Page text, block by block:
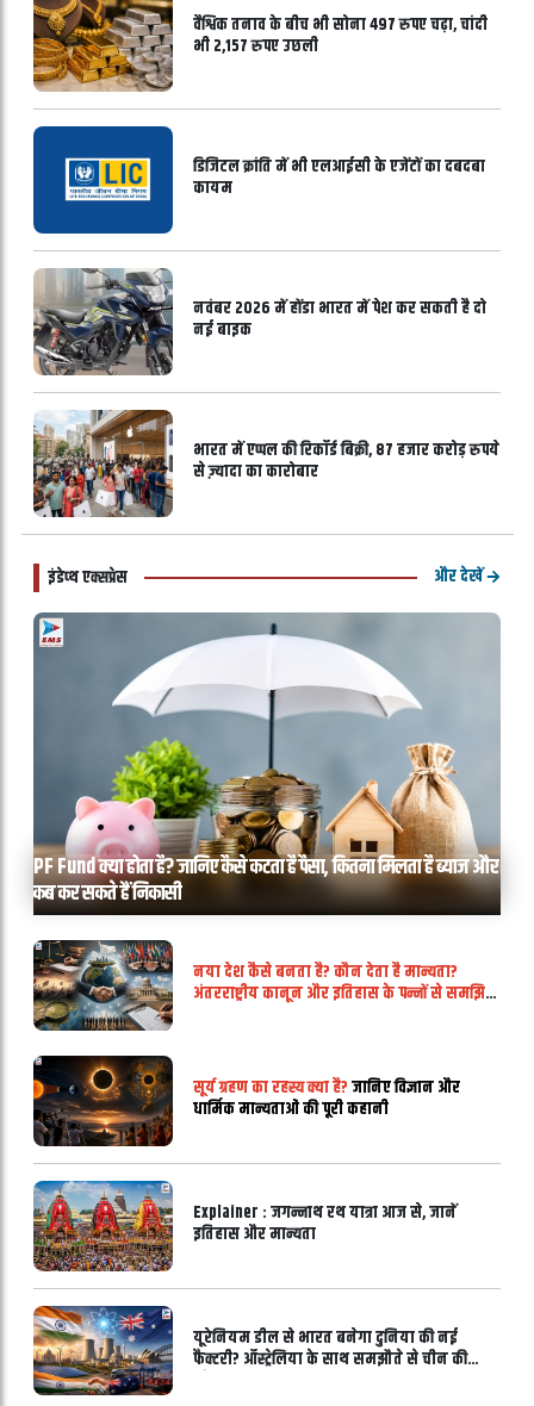
वै‎श्विक तनाव के बीच भी सोना 497 रुपए चढ़ा, चांदी
भी 2,157 रुपए उछली
डिजिटल क्रांति में भी एलआईसी के एजेंटों का दबदबा
कायम
नवंबर 2026 में होंडा भारत में पेश कर सकती है दो
नई बाइक
भारत में एप्पल की रिकॉर्ड बिक्री, 87 हजार करोड़ रुपये
से ज़्यादा का कारोबार
इंडेप्थ एक्सप्रेस और देखें
PF Fund क्या होता है? जानिए कैसे कटता है पैसा, कितना मिलता है ब्याज और
कब कर सकते हैं निकासी
नया देश कैसे बनता है? कौन देता है मान्यता?
अंतरराष्ट्रीय कानून और इतिहास के पन्नों से समझिए
सूर्य ग्रहण का रहस्य क्या है?जानिए विज्ञान और
धार्मिक मान्यताओं की पूरी कहानी
Explainer : जगन्नाथ रथ यात्रा आज से, जानें
इतिहास और मान्यता
यूरेनियम डील से भारत बनेगा दुनिया की नई
फैक्टरी? ऑस्ट्रेलिया के साथ समझौते से चीन की